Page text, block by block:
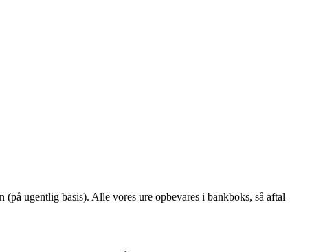
ugentlig basis). Alle vores ure opbevares i bankboks, så aftal